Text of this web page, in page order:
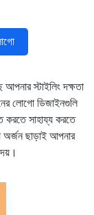
স্টাইলিং দক্ষতা
লোগো ডিজাইনগুলি
করতে সাহায্য করতে
অর্জন ছাড়াই আপনার